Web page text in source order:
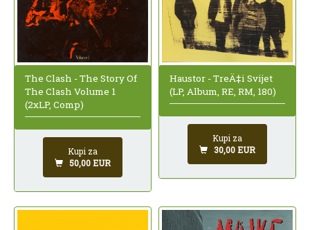
The Clash - The Story Of
The Clash Volume 1
(2xLP, Comp)
Kupi za
50,00 EUR
Haustor - TreÄ‡i Svijet
(LP, Album, RE, RM, 180)
Kupi za
30,00 EUR